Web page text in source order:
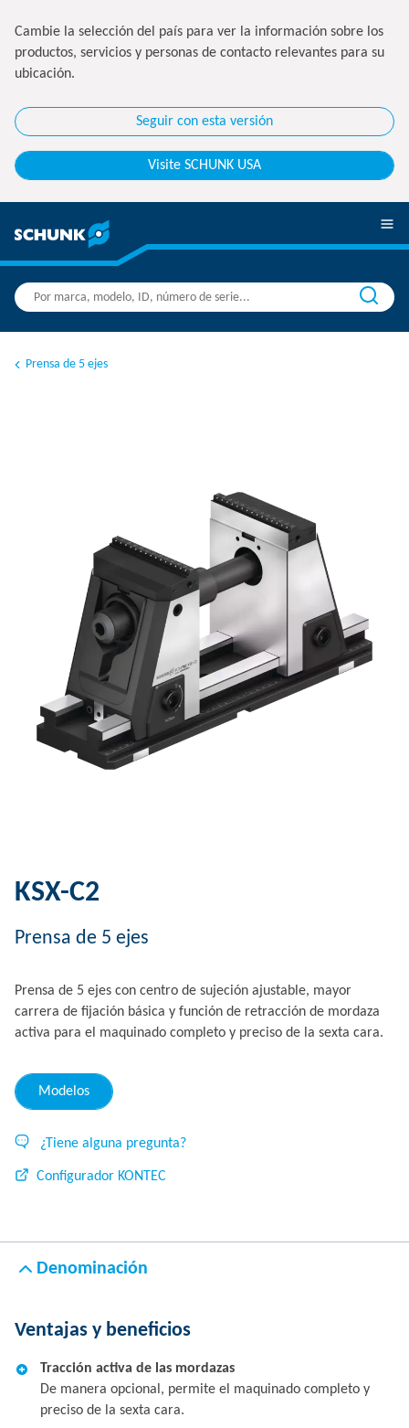
Cambie la selección del país para ver la información sobre los
productos, servicios y personas de contacto relevantes para su
ubicación.
Seguir con esta versión
Visite SCHUNK USA
Prensa de 5 ejes
KSX-C2
Prensa de 5 ejes
Prensa de 5 ejes con centro de sujeción ajustable, mayor
carrera de fijación básica y función de retracción de mordaza
activa para el maquinado completo y preciso de la sexta cara.
Modelos
¿Tiene alguna pregunta?
Configurador KONTEC
Denominación
Ventajas y beneficios
Tracción activa de las mordazas
De manera opcional, permite el maquinado completo y
preciso de la sexta cara.